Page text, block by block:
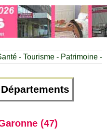
- Tourisme - Patrimoine -
Départements
(47)